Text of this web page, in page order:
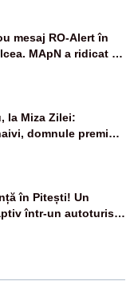
mesaj RO-Alert în
MApN a ridicat de
16
la Miza Zilei:
domnule premier
în Pitești! Un
într-un autoturism